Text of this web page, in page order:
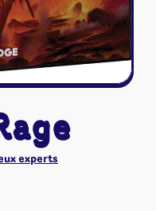
experts